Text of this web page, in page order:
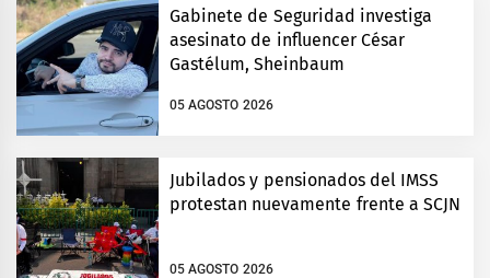
Gabinete de Seguridad investiga
asesinato de influencer César
Gastélum, Sheinbaum
05 AGOSTO 2026
Jubilados y pensionados del IMSS
protestan nuevamente frente a SCJN
05 AGOSTO 2026